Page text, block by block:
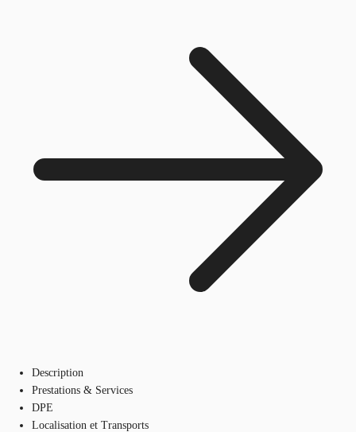
Description
Prestations & Services
DPE
Localisation et Transports